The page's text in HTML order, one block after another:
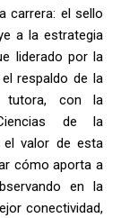
carrera: el sello
a la estrategia
liderado por la
respaldo de la
tutora, con la
de la
el valor de esta
cómo aporta a
en la
conectividad,